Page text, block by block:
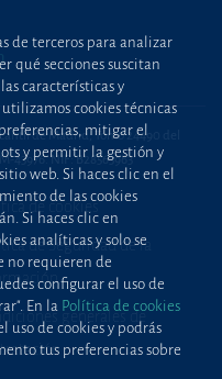
de Madrid, Tomo 24490 del
43976. NIF: B28563963
de cookies
de Seguridad de la
generales de
de terceros para analizar
qué secciones suscitan
características y
cookies técnicas
mitigar el
y permitir la gestión y
web. Si haces clic en el
de las cookies
Si haces clic en
analíticas y solo se
no requieren de
configurar el uso de
En la Política de cookies
uso de cookies y podrás
tus preferencias sobre